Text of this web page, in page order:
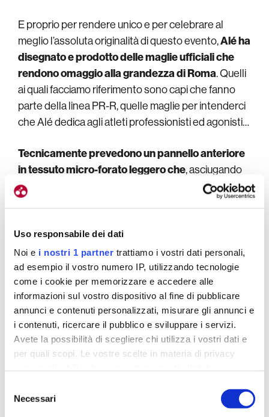
Uso responsabile dei dati
Noi e i nostri 1 partner trattiamo i vostri dati personali,
ad esempio il vostro numero IP, utilizzando tecnologie
come i cookie per memorizzare e accedere alle
informazioni sul vostro dispositivo al fine di pubblicare
annunci e contenuti personalizzati, misurare gli annunci e
i contenuti, ricercare il pubblico e sviluppare i servizi.
Avete la possibilità di scegliere chi utilizza i vostri dati e
per quali scopi. Le vostre scelte in materia di privacy
revocare il proprio consenso in qualsiasi momento dalla
Dichiarazione sui cookie o facendo clic sull'icona di
delNecessari
E proprio per rendere unico e per celebrare al
meglio l’assoluta originalità di questo evento,Alé ha
disegnato e prodotto delle maglie ufficiali che
rendono omaggio alla grandezza di Roma. Quelli
ai quali facciamo riferimento sono capi che fanno
parte della linea PR-R, quelle maglie per intenderci
che Alé dedica agli atleti professionisti ed agonisti…
Tecnicamente prevedono un pannello anteriore
in tessuto micro-forato leggero che, asciugando
molto velocemente, si adatta perfettamente
all’esigenza di pedalare nel corso di una calda notte
Geo Light, molto leggera e fresca anch’essa, e
“stretch.Le maniche della stessa “jersey” Alé x
Roma XXIVh sono realizzate a taglio vivo,
impiegando un tessuto con struttura “a canali” per
agevolare il flusso dell’aria e favorire
l’aerodinamicità. Non poteva poi mancare
l’attenzione al tema sicurezza in strada, assicurata
da dettagli riflettenti posizionati in maniera